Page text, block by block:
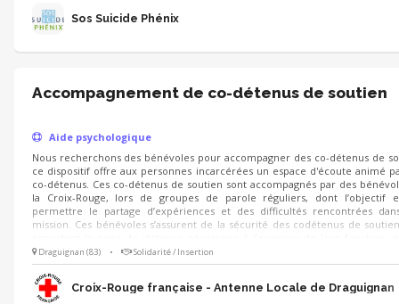
Sos Suicide Phénix
Accompagnement de co-détenus de soutien
Aide psychologique
Nous recherchons des bénévoles pour accompagner des co-détenus de
ce dispositif offre aux personnes incarcérées un espace d'écoute animé
co-détenus. Ces co-détenus de soutien sont accompagnés par des
la Croix-Rouge, lors de groupes de parole réguliers, dont l’objectif
permettre le partage d’expériences et des difficultés rencontrées
mission. Ces bénévoles s’assurent de la sécurité des codétenus de
garants de leur cadre d’action. Vous souhaitez mettre vos
service de la solidarité et accompagner ces personnes Rejoignez nous !
Draguignan (83) • Solidarité / Insertion
Croix-Rouge française - Antenne Locale de Draguignan